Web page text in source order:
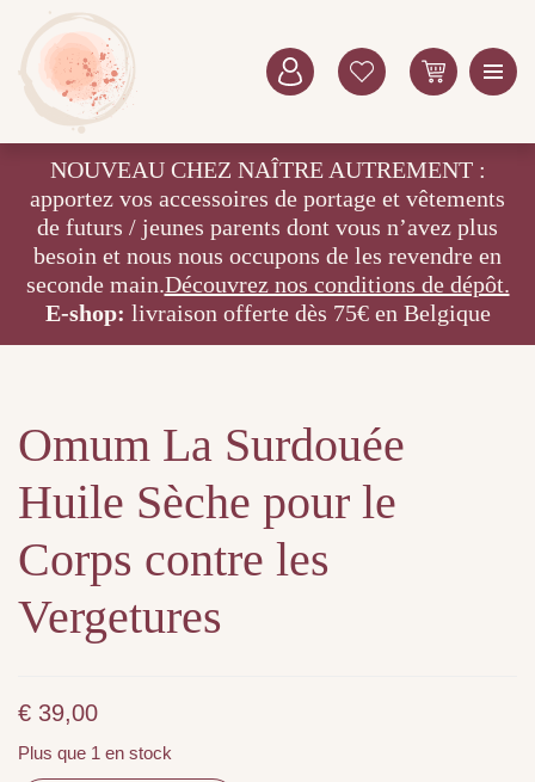
NOUVEAU CHEZ NAÎTRE AUTREMENT :
apportez vos accessoires de portage et vêtements
de futurs / jeunes parents dont vous n’avez plus
besoin et nous nous occupons de les revendre en
seconde main.Découvrez nos conditions de dépôt.
E-shop: livraison offerte dès 75€ en Belgique
Omum La Surdouée
Huile Sèche pour le
Corps contre les
Vergetures
€ 39,00
Plus que 1 en stock